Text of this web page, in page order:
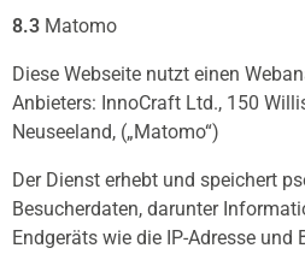
8.3 Matomo
Diese Webseite nutzt einen
Anbieters: InnoCraft Ltd., 150
Neuseeland, („Matomo“)
Der Dienst erhebt und speichert
Besucherdaten, darunter
Endgeräts wie die IP-Adresse